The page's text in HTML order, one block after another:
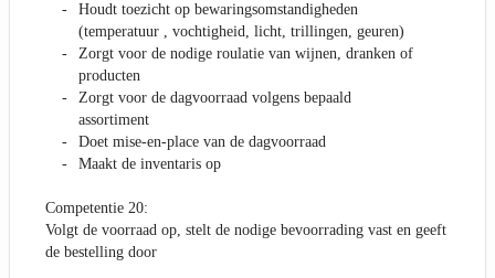
Houdt toezicht op bewaringsomstandigheden
(temperatuur , vochtigheid, licht, trillingen, geuren)
Zorgt voor de nodige roulatie van wijnen, dranken of
producten
Zorgt voor de dagvoorraad volgens bepaald
assortiment
Doet mise-en-place van de dagvoorraad
Maakt de inventaris op
Competentie 20:
Volgt de voorraad op, stelt de nodige bevoorrading vast en geeft
de bestelling door